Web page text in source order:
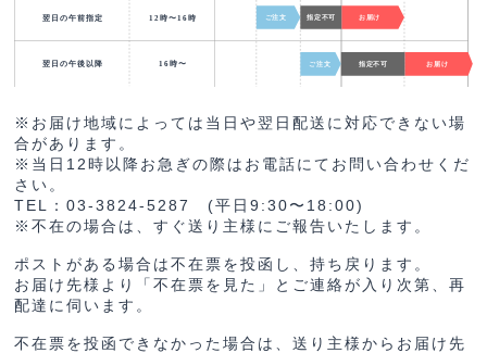
※お届け地域によっては当日や翌日配送に対応できない場
合があります。
※当日12時以降お急ぎの際はお電話にてお問い合わせくだ
さい。
TEL：03-3824-5287 (平日9:30〜18:00)
※不在の場合は、すぐ送り主様にご報告いたします。
ポストがある場合は不在票を投函し、持ち戻ります。
お届け先様より「不在票を見た」とご連絡が入り次第、再
配達に伺います。
不在票を投函できなかった場合は、送り主様からお届け先